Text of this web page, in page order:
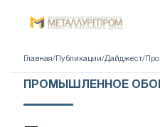
Главная/ Публикации/Дайджест/
ПРОМЫШЛЕННОЕ